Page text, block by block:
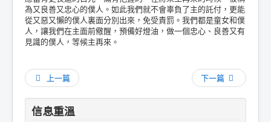
為又良善又忠心的僕人。如此我們就不會辜負了主的託付，更能
從又惡又懶的僕人裏面分別出來，免受責罰。我們都是童女和僕
人，讓我們在主面前儆醒，預備好燈油，做一個忠心、良善又有
見識的僕人，等候主再來。
上一篇 下一篇
信息重溫